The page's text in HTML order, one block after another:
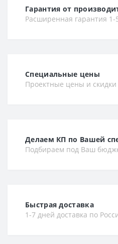
Гарантия от
Расширенная гарантия 1-
Специальные цены
Проектные цены и скидки
Делаем КП по Вашей
Подбираем под Ваш
Быстрая доставка
1-7 дней доставка по